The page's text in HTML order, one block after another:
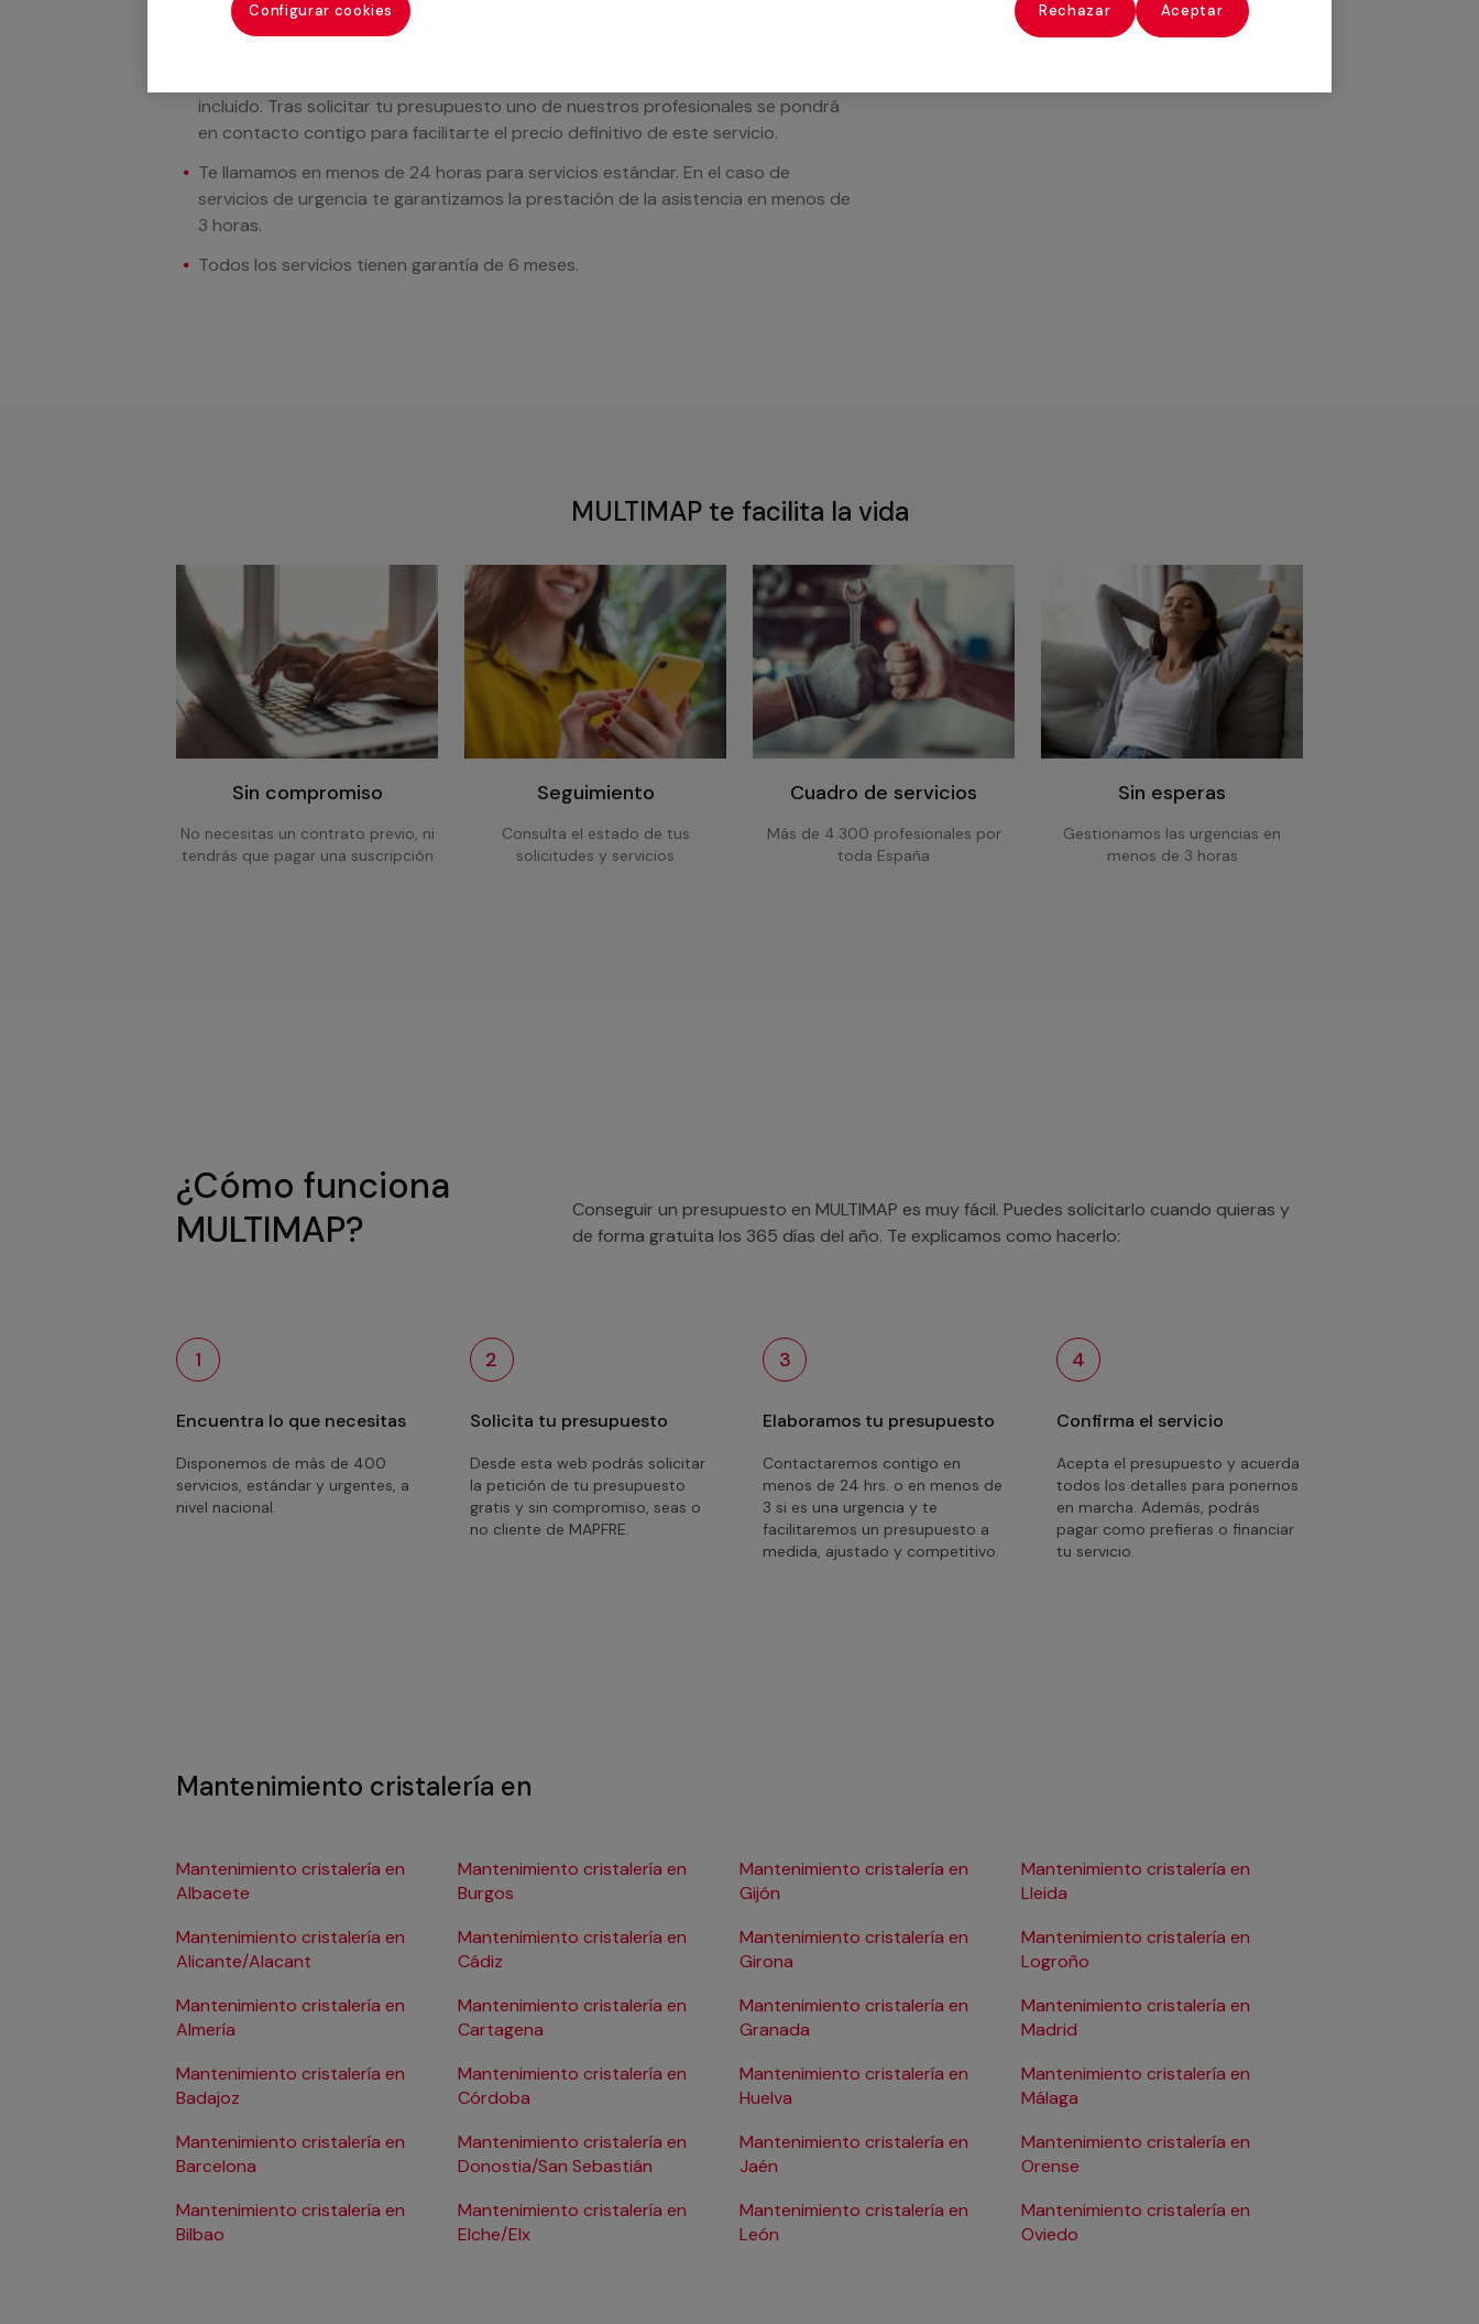
Condiciones del servicio
incluido. Tras solicitar tu presupuesto uno de nuestros profesionales se pondrá
en contacto contigo para facilitarte el precio definitivo de este servicio.
Te llamamos en menos de 24 horas para servicios estándar. En el caso de
servicios de urgencia te garantizamos la prestación de la asistencia en menos de
3 horas.
Todos los servicios tienen garantía de 6 meses.
MULTIMAP te facilita la vida
Sin compromiso
No necesitas un contrato previo, ni
tendrás que pagar una suscripción
Seguimiento
Consulta el estado de tus
solicitudes y servicios
Cuadro de servicios
Más de 4.300 profesionales por
toda España
Sin esperas
Gestionamos las urgencias en
menos de 3 horas
¿Cómo funciona
MULTIMAP?
Conseguir un presupuesto en MULTIMAP es muy fácil. Puedes solicitarlo cuando quieras y
de forma gratuita los 365 días del año. Te explicamos como hacerlo:
1
Encuentra lo que necesitas
Disponemos de más de 400
servicios, estándar y urgentes, a
nivel nacional.
2
Solicita tu presupuesto
Desde esta web podrás solicitar
la petición de tu presupuesto
gratis y sin compromiso, seas o
no cliente de MAPFRE.
3
Elaboramos tu presupuesto
Contactaremos contigo en
menos de 24 hrs. o en menos de
3 si es una urgencia y te
facilitaremos un presupuesto a
medida, ajustado y competitivo.
4
Confirma el servicio
Acepta el presupuesto y acuerda
todos los detalles para ponernos
en marcha. Además, podrás
pagar como prefieras o financiar
tu servicio.
Mantenimiento cristalería en
Mantenimiento cristalería en
Albacete
Mantenimiento cristalería en
Alicante/Alacant
Mantenimiento cristalería en
Almería
Mantenimiento cristalería en
Badajoz
Mantenimiento cristalería en
Barcelona
Mantenimiento cristalería en
Bilbao
Mantenimiento cristalería en
Burgos
Mantenimiento cristalería en
Cádiz
Mantenimiento cristalería en
Cartagena
Mantenimiento cristalería en
Córdoba
Mantenimiento cristalería en
Donostia/San Sebastián
Mantenimiento cristalería en
Elche/Elx
Mantenimiento cristalería en
Gijón
Mantenimiento cristalería en
Girona
Mantenimiento cristalería en
Granada
Mantenimiento cristalería en
Huelva
Mantenimiento cristalería en
Jaén
Mantenimiento cristalería en
León
Mantenimiento cristalería en
Lleida
Mantenimiento cristalería en
Logroño
Mantenimiento cristalería en
Madrid
Mantenimiento cristalería en
Málaga
Mantenimiento cristalería en
Orense
Mantenimiento cristalería en
Oviedo
Configurar cookies Rechazar Aceptar